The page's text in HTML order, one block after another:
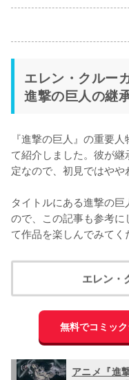
エレン・クルー
進撃の巨人の継
『進撃の巨人』の重要
て紹介しました。彼が
定なので、初見ではやや
タイトルにある進撃の
ので、この記事も参考
て作品を楽しんでみてく
エレン・
無料でコミッ
アニメ『進